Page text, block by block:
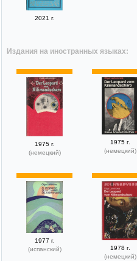
2021 г.
Издания на иностранных языках:
1975 г.
(немецкий)
1975 г.
(немецкий)
1977 г.
(испанский)
1978 г.
(немецкий)